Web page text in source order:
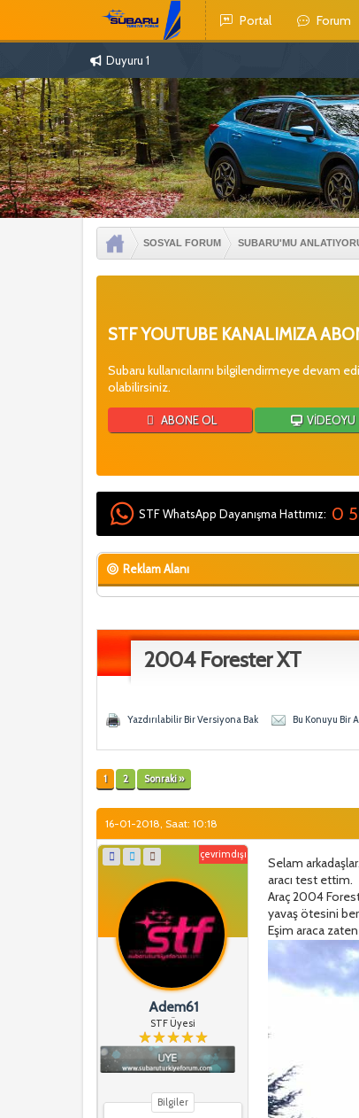
Portal Forum
Duyuru 1
SOSYAL FORUM SUBARU'MU
STF YOUTUBE KANALIMIZA
Subaru kullanıcılarını bilgilendirmeye devam
olabilirsiniz.
ABONE OL VİDEOYU
STF WhatsApp Dayanışma Hattımız: 0
Reklam Alanı
2004 Forester XT
Yazdırılabilir Bir Versiyona Bak Bu Konuyu Bir
1 2 Sonraki »
16-01-2018, Saat: 10:18
çevrimdışı
Adem61
STF Üyesi
Bilgiler
Selam
aracı test ettim.
Araç 2004
yavaş ötesini
Eşim araca